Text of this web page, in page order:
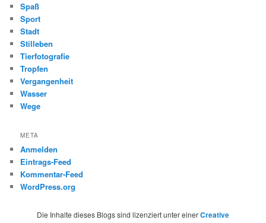
Spaß
Sport
Stadt
Stilleben
Tierfotografie
Tropfen
Vergangenheit
Wasser
Wege
META
Anmelden
Eintrags-Feed
Kommentar-Feed
WordPress.org
Die Inhalte dieses Blogs sind lizenziert unter einerCreative